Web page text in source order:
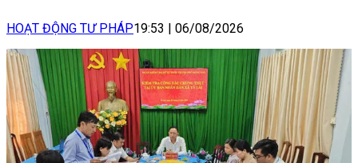
HOẠT ĐỘNG TƯ PHÁP19:53 06/08/2026